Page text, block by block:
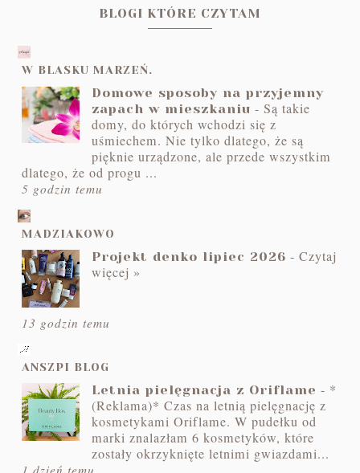
BLOGI KTÓRE CZYTAM
W BLASKU MARZEŃ.
Domowe sposoby na przyjemny
zapach w mieszkaniu -Są takie
domy, do których wchodzi się z
uśmiechem. Nie tylko dlatego, że są
pięknie urządzone, ale przede wszystkim
dlatego, że od progu ...
5 godzin temu
MADZIAKOWO
Projekt denko lipiec 2026 -Czytaj
więcej »
13 godzin temu
ANSZPI BLOG
Letnia pielęgnacja z Oriflame - *
(Reklama)* Czas na letnią pielęgnację z
kosmetykami Oriflame. W pudełku od
marki znalazłam 6 kosmetyków, które
zostały okrzyknięte letnimi gwiazdami...